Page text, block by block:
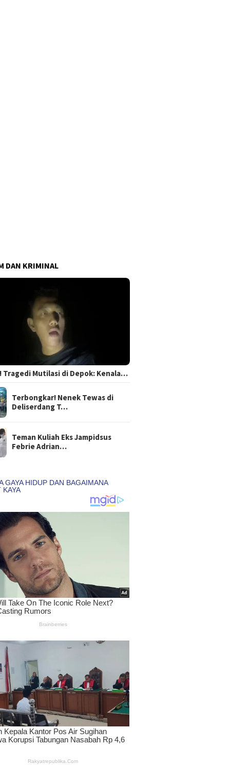
DAN KRIMINAL
Tragedi Mutilasi di Depok: Kenala…
Terbongkar! Nenek Tewas di
Deliserdang T…
Teman Kuliah Eks Jampidsus
Febrie Adrian…